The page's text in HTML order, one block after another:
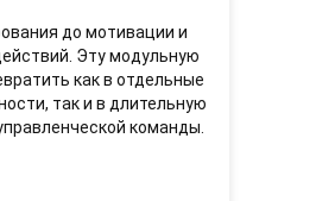
до мотивации и
Эту модульную
как в отдельные
так и в длительную
команды.